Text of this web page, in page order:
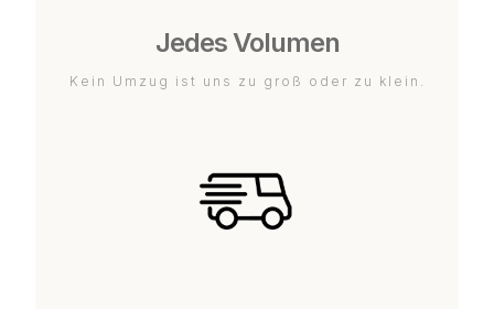
Jedes Volumen
Kein Umzug ist uns zu groß oder zu klein.